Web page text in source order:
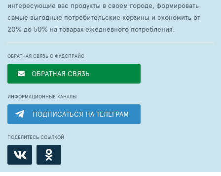
интересующие вас продукты в своем городе, формировать
самые выгодные потребительские корзины и экономить от
20% до 50% на товарах ежедневного потребления.
ОБРАТНАЯ СВЯЗЬ С ФУДСПРАЙС
ОБРАТНАЯ СВЯЗЬ
ИНФОРМАЦИОННЫЕ КАНАЛЫ
ПОДПИСАТЬСЯ НА ТЕЛЕГРАМ
ПОДЕЛИТЕСЬ ССЫЛКОЙ